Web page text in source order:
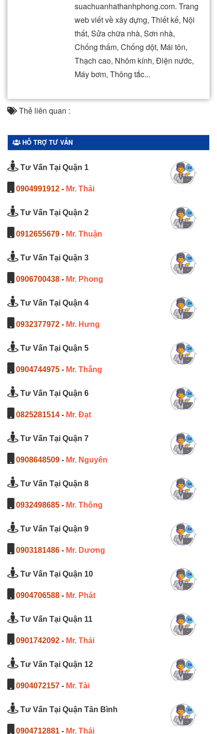
suachuanhathanhphong.com. Trang
web viết về xây dựng, Thiết kế, Nội
thất, Sửa chữa nhà, Sơn nhà,
Chống thấm, Chống dột, Mái tôn,
Thạch cao, Nhôm kính, Điện nước,
Máy bơm, Thông tắc...
Thẻ liên quan :
HỖ TRỢ TƯ VẤN
Tư Vấn Tại Quận 1
0904991912 - Mr. Thái
Tư Vấn Tại Quận 2
0912655679 - Mr. Thuận
Tư Vấn Tại Quận 3
0906700438 - Mr. Phong
Tư Vấn Tại Quận 4
0932377972 - Mr. Hưng
Tư Vấn Tại Quận 5
0904744975 - Mr. Thắng
Tư Vấn Tại Quận 6
0825281514 - Mr. Đạt
Tư Vấn Tại Quận 7
0908648509 - Mr. Nguyên
Tư Vấn Tại Quận 8
0932498685 - Mr. Thông
Tư Vấn Tại Quận 9
0903181486 - Mr. Dương
Tư Vấn Tại Quận 10
0904706588 - Mr. Phát
Tư Vấn Tại Quận 11
0901742092 - Mr. Thái
Tư Vấn Tại Quận 12
0904072157 - Mr. Tài
Tư Vấn Tại Quận Tân Bình
0904712881 - Mr. Thái